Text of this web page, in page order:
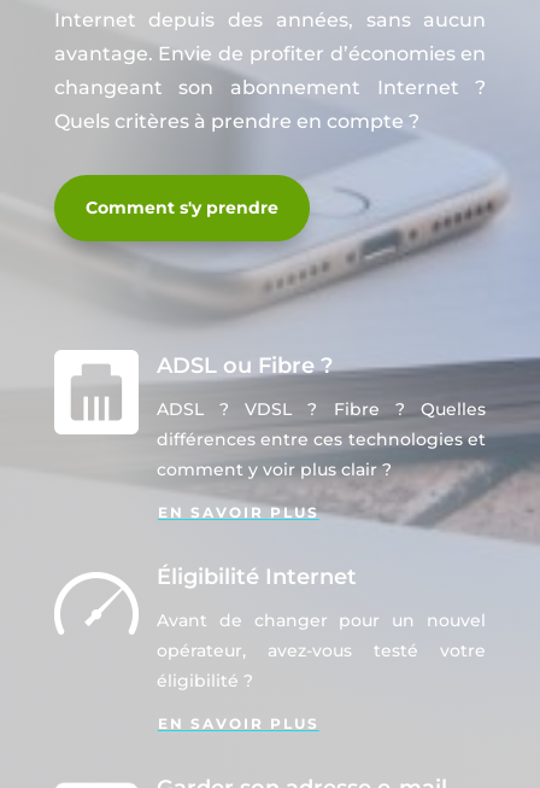
Internet depuis des années, sans aucun
avantage. Envie de profiter d’économies en
changeant son abonnement Internet ?
Quels critères à prendre en compte ?
Comment s'y prendre
ADSL ou Fibre ?
ADSL ? VDSL ? Fibre ? Quelles
différences entre ces technologies et
comment y voir plus clair ?
EN SAVOIR PLUS
Éligibilité Internet
Avant de changer pour un nouvel
opérateur, avez-vous testé votre
éligibilité ?
EN SAVOIR PLUS